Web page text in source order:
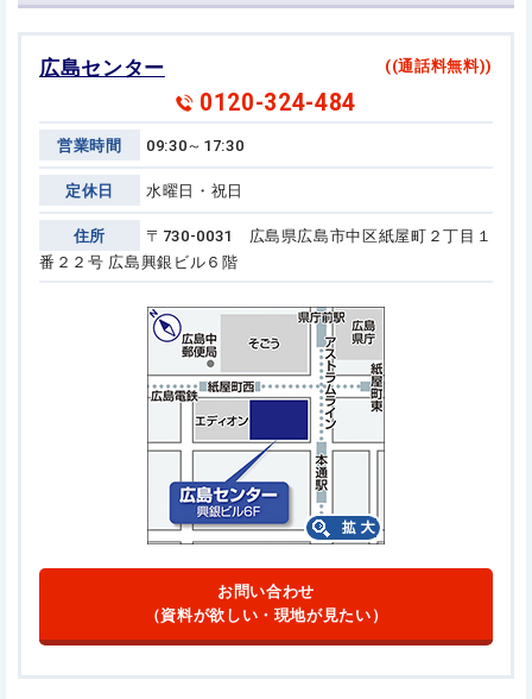
広島センター ((通話料無料))
0120-324-484
営業時間 09:30～17:30
定休日 水曜日・祝日
住所
〒730-0031 広島県広島市中区紙屋町２丁目１
番２２号 広島興銀ビル６階
お問い合わせ
（資料が欲しい・現地が見たい）